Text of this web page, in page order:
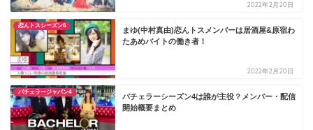
2022年2月20日
恋んトスシーズン6
まゆ(中村真由)恋んトスメンバーは居酒屋&原宿わ
たあめバイトの働き者！
2022年2月20日
バチェラージャパン4
バチェラーシーズン4は誰が主役？メンバー・配信
開始概要まとめ